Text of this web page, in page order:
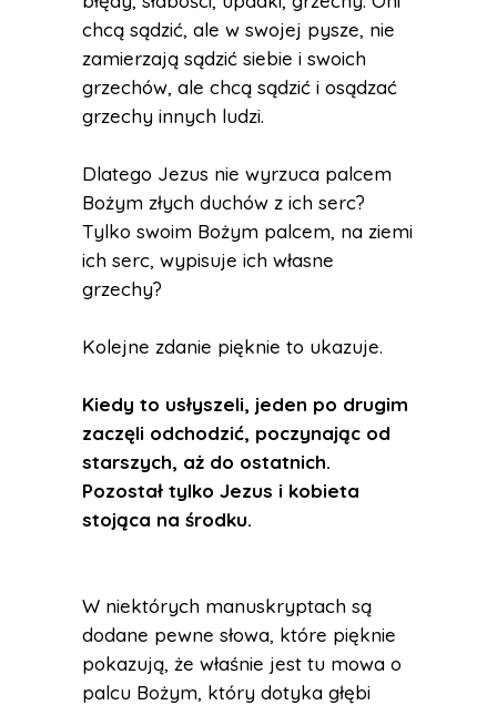
chcą sądzić, ale w swojej pysze, nie
zamierzają sądzić siebie i swoich
grzechów, ale chcą sądzić i osądzać
grzechy innych ludzi.
Dlatego Jezus nie wyrzuca palcem
Bożym złych duchów z ich serc?
Tylko swoim Bożym palcem, na ziemi
ich serc, wypisuje ich własne
grzechy?
Kolejne zdanie pięknie to ukazuje.
Kiedy to usłyszeli, jeden po drugim
zaczęli odchodzić, poczynając od
starszych, aż do ostatnich.
Pozostał tylko Jezus i kobieta
stojąca na środku.
W niektórych manuskryptach są
dodane pewne słowa, które pięknie
pokazują, że właśnie jest tu mowa o
palcu Bożym, który dotyka głębi